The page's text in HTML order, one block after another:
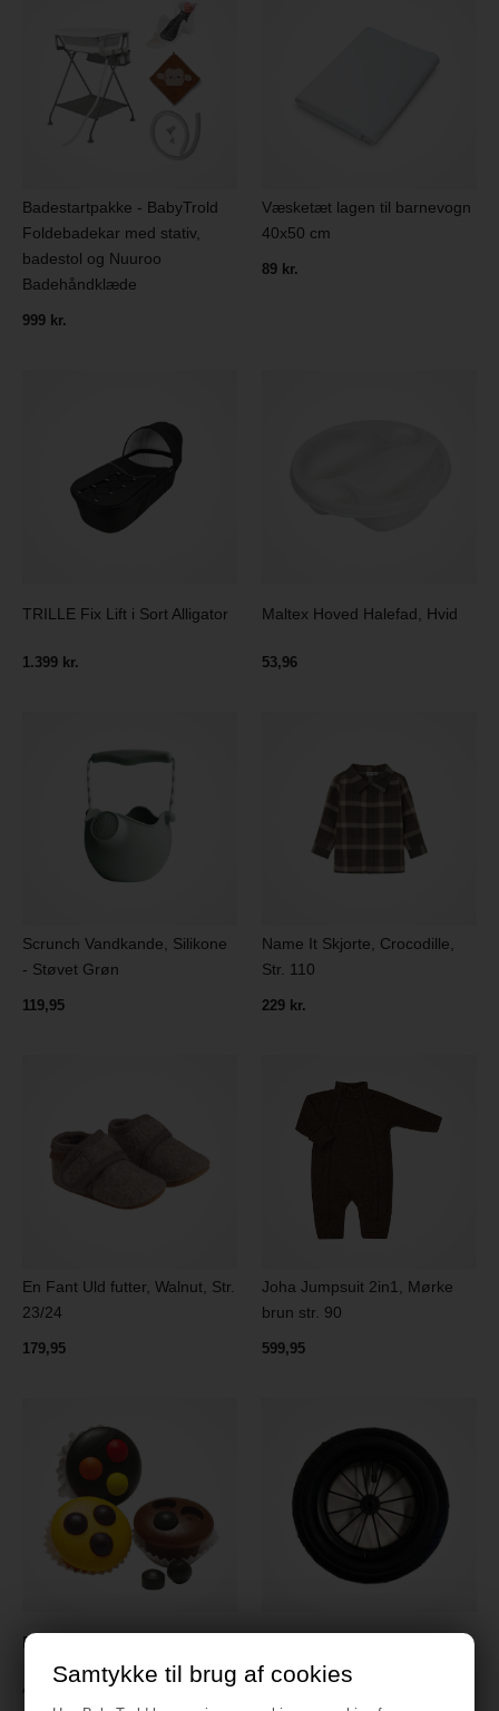
Samtykke til brug af cookies
Badestartpakke - BabyTrold
Foldebadekar med stativ,
badestol og Nuuroo
Badehåndklæde
999 kr.
Væsketæt lagen til barnevogn
40x50 cm
89 kr.
TRILLE Fix Lift i Sort Alligator
1.399 kr.
Maltex Hoved Halefad, Hvid
53,96
Scrunch Vandkande, Silikone
- Støvet Grøn
119,95
Name It Skjorte, Crocodille,
Str. 110
229 kr.
En Fant Uld futter, Walnut, Str.
23/24
179,95
Joha Jumpsuit 2in1, Mørke
brun str. 90
599,95
Erzi Muffins
49 kr.